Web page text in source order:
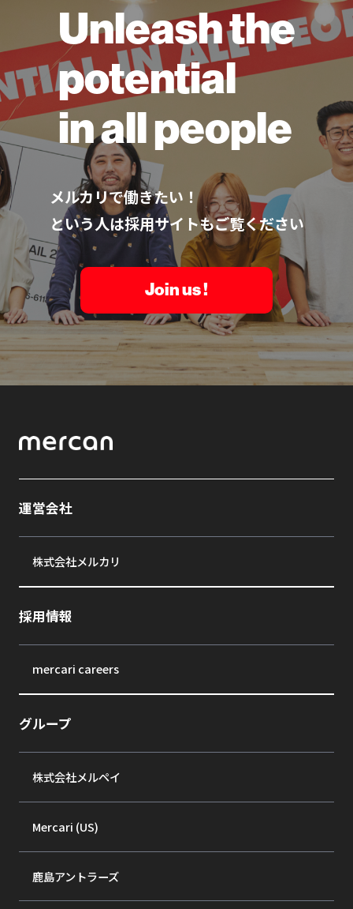
Unleash the
potential
in all people
メルカリで働きたい！
という人は採用サイトもご覧ください
Join us !
運営会社
株式会社メルカリ
採用情報
mercari careers
グループ
株式会社メルペイ
Mercari (US)
鹿島アントラーズ